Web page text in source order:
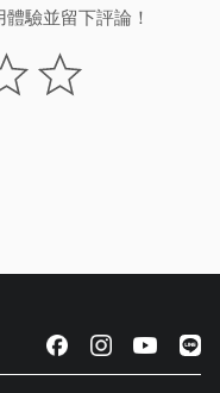
驗並留下評論！